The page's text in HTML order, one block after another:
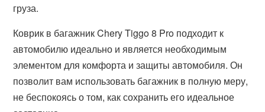
груза.
Коврик в багажник Chery Tiggo 8 Pro подходит к
автомобилю идеально и является необходимым
элементом для комфорта и защиты автомобиля. Он
позволит вам использовать багажник в полную меру,
не беспокоясь о том, как сохранить его идеальное